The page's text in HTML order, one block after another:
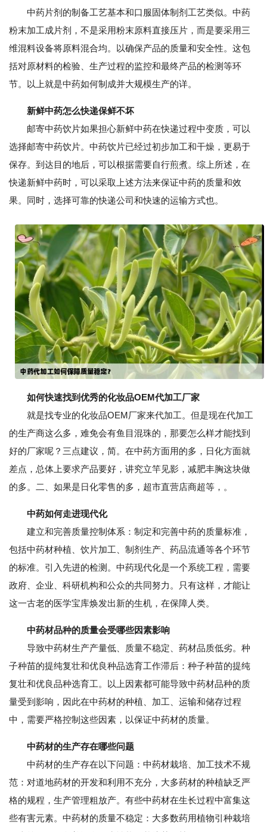
中药片剂的制备工艺基本和口服固体制剂工艺类似。中药
粉末加工成片剂，不是采用粉末原料直接压片，而是要采用三
维混料设备将原料混合均。以确保产品的质量和安全性。这包
括对原材料的检验、生产过程的监控和最终产品的检测等环
节。以上就是中药如何制成并大规模生产的详。
新鲜中药怎么快递保鲜不坏
邮寄中药饮片如果担心新鲜中药在快递过程中变质，可以
选择邮寄中药饮片。中药饮片已经过初步加工和干燥，更易于
保存。到达目的地后，可以根据需要自行煎煮。综上所述，在
快递新鲜中药时，可以采取上述方法来保证中药的质量和效
果。同时，选择可靠的快递公司和快速的运输方式也。
如何快速找到优秀的化妆品OEM代加工厂家
就是找专业的化妆品OEM厂家来代加工。但是现在代加工
的生产商这么多，难免会有鱼目混珠的，那要怎么样才能找到
好的厂家呢？三点建议，简。在中药方面用的多，日化方面就
差点，总体上要求产品要好，讲究立竿见影，减肥丰胸这块做
的多。二、如果是日化零售的多，超市直营店商超等，。
中药如何走进现代化
建立和完善质量控制体系：制定和完善中药的质量标准，
包括中药材种植、饮片加工、制剂生产、药品流通等各个环节
的标准。引入先进的检测。中药现代化是一个系统工程，需要
政府、企业、科研机构和公众的共同努力。只有这样，才能让
这一古老的医学宝库焕发出新的生机，在保障人类。
中药材品种的质量会受哪些因素影响
导致中药材生产产量低、质量不稳定、药材品质低劣。种
子种苗的提纯复壮和优良种品选育工作滞后：种子种苗的提纯
复壮和优良品种选育工。以上因素都可能导致中药材品种的质
量受到影响，因此在中药材的种植、加工、运输和储存过程
中，需要严格控制这些因素，以保证中药材的质量。
中药材的生产存在哪些问题
中药材的生产存在以下问题：中药材栽培、加工技术不规
范：对道地药材的开发和利用不充分，大多药材的种植缺乏严
格的规程，生产管理粗放产。有些中药材在生长过程中富集这
些有害元素。中药材的质量不稳定：大多数药用植物引种栽培